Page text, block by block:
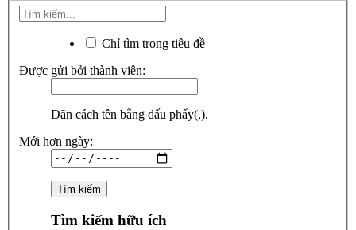
Chỉ tìm trong tiêu đề
Được gửi bởi thành viên:
Dãn cách tên bằng dấu phẩy(,).
Mới hơn ngày:
Tìm kiếm hữu ích